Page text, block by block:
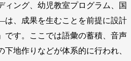
ィング、幼児教室プログラム、国
、成果を生むことを前提に設計
です。ここでは語彙の蓄積、音声
地作りなどが体系的に行われ、